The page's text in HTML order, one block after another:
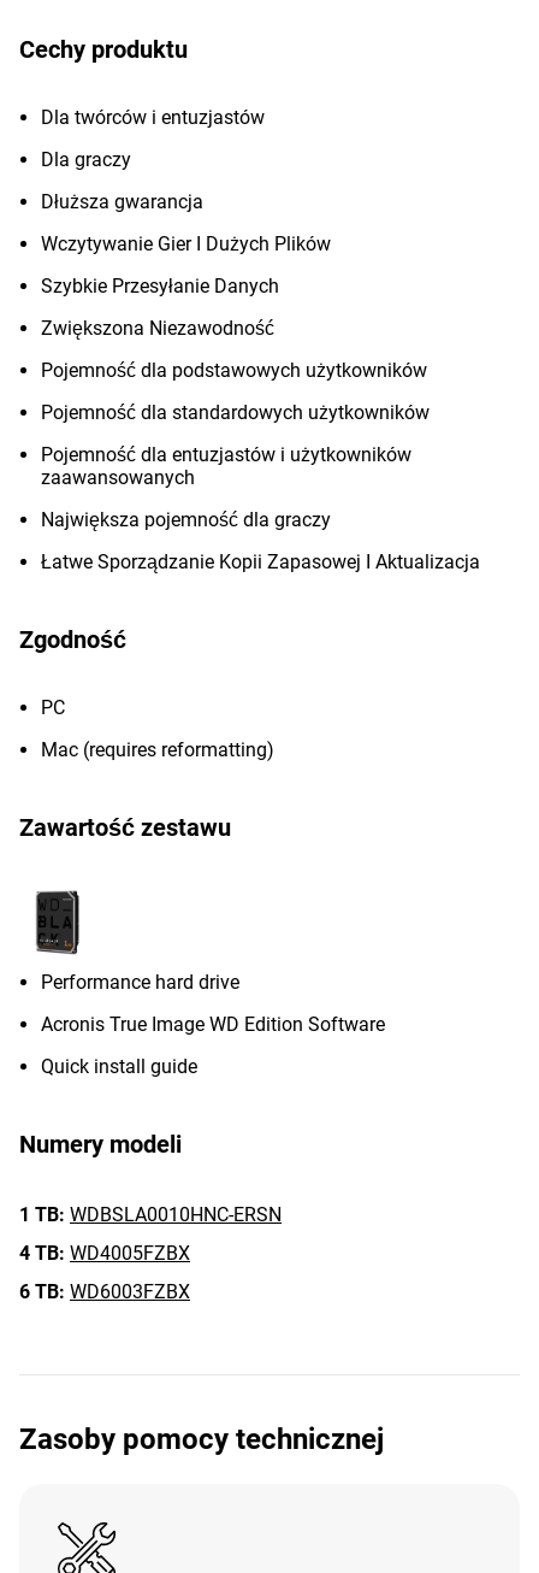
Cechy produktu
Dla twórców i entuzjastów
Dla graczy
Dłuższa gwarancja
Wczytywanie Gier I Dużych Plików
Szybkie Przesyłanie Danych
Zwiększona Niezawodność
Pojemność dla podstawowych użytkowników
Pojemność dla standardowych użytkowników
Pojemność dla entuzjastów i użytkowników
zaawansowanych
Największa pojemność dla graczy
Łatwe Sporządzanie Kopii Zapasowej I Aktualizacja
Zgodność
PC
Mac (requires reformatting)
Zawartość zestawu
Performance hard drive
Acronis True Image WD Edition Software
Quick install guide
Numery modeli
1 TB: WDBSLA0010HNC-ERSN
4 TB: WD4005FZBX
6 TB: WD6003FZBX
Zasoby pomocy technicznej